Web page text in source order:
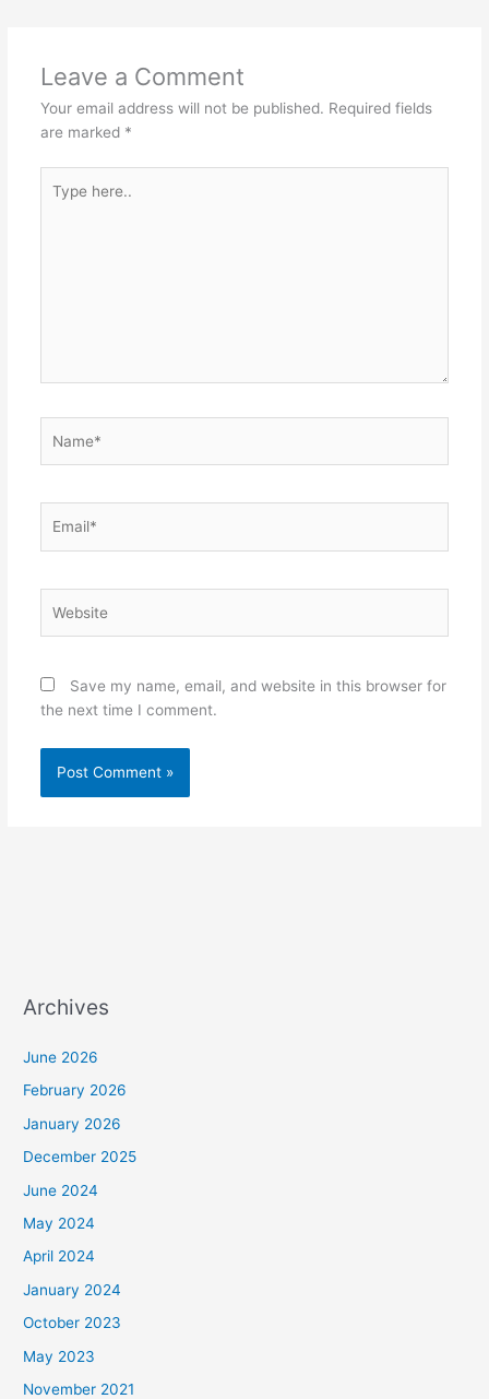
Leave a Comment
Your email address will not be published. Required fields
are marked *
here..
Save my name, email, and website in this browser for
the next time I comment.
Archives
June 2026
February 2026
January 2026
December 2025
June 2024
May 2024
April 2024
January 2024
October 2023
May 2023
November 2021